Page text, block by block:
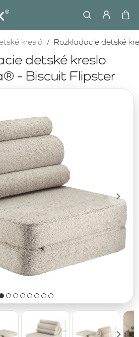
detské kreslo
- Biscuit Flipster
kreslá Rozkladacie detské